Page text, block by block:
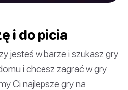
i do picia
jesteś w barze i szukasz gry
i chcesz zagrać w gry
Ci najlepsze gry na